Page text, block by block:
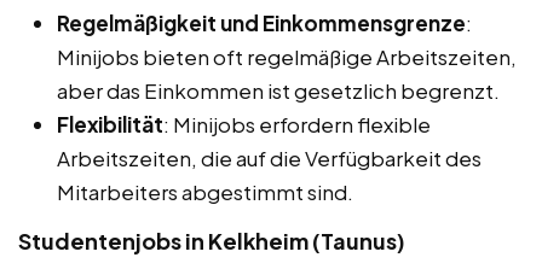
Regelmäßigkeit und Einkommensgrenze:
Minijobs bieten oft regelmäßige Arbeitszeiten,
aber das Einkommen ist gesetzlich begrenzt.
Flexibilität: Minijobs erfordern flexible
Arbeitszeiten, die auf die Verfügbarkeit des
Mitarbeiters abgestimmt sind.
Studentenjobs in Kelkheim (Taunus)